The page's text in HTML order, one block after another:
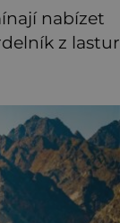
nabízet
z lastur